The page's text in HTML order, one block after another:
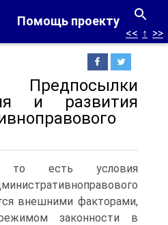
Помощь проекту
<< ↑ >>
и развития
то есть условия
внешними факторами,
законности в